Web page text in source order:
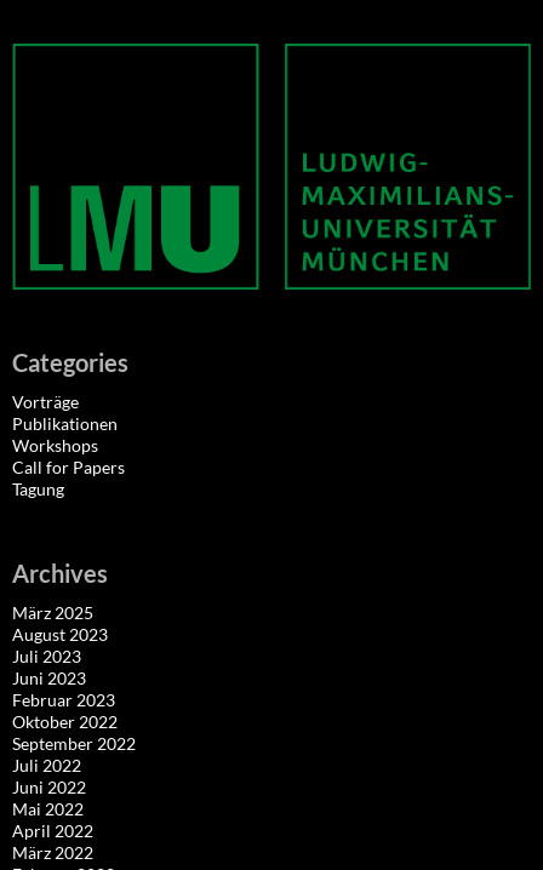
Categories
Vorträge
Publikationen
Workshops
Call for Papers
Tagung
Archives
März 2025
August 2023
Juli 2023
Juni 2023
Februar 2023
Oktober 2022
September 2022
Juli 2022
Juni 2022
Mai 2022
April 2022
März 2022